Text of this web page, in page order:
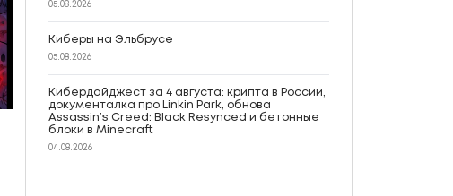
05.08.2026
Киберы на Эльбрусе
05.08.2026
Кибердайджест за 4 августа: крипта в России,
документалка про Linkin Park, обнова
Assassin’s Creed: Black Resynced и бетонные
блоки в Minecraft
04.08.2026